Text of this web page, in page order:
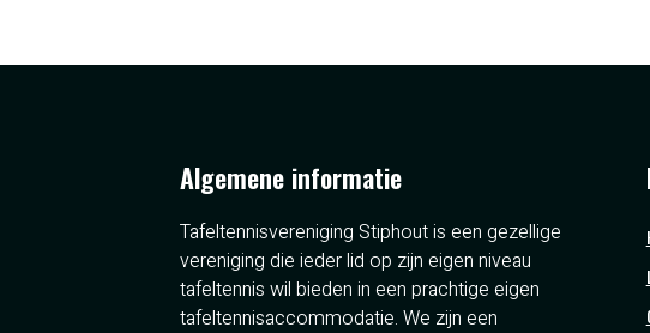
Algemene informatie
Tafeltennisvereniging Stiphout is een gezellige
vereniging die ieder lid op zijn eigen niveau
tafeltennis wil bieden in een prachtige eigen
tafeltennisaccommodatie. We zijn een